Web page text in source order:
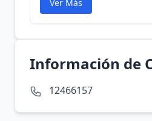
Ver Más
Información de
12466157